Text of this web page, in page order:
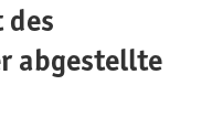
abgestellte